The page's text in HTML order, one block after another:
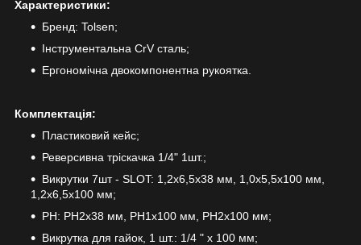
Характеристики:
Бренд: Tolsen;
Інструментальна CrV сталь;
Ергономічна двокомпонентна рукоятка.
Комплектація:
Пластиковий кейс;
Реверсивна тріскачка 1/4" 1шт.;
Викрутки 7шт - SLOT: 1,2x6,5x38 мм, 1,0x5,5x100 мм,
1,2x6,5x100 мм;
PH: PH2x38 мм, PH1x100 мм, PH2x100 мм;
Викрутка для гайок, 1 шт.: 1/4 " x 100 мм;